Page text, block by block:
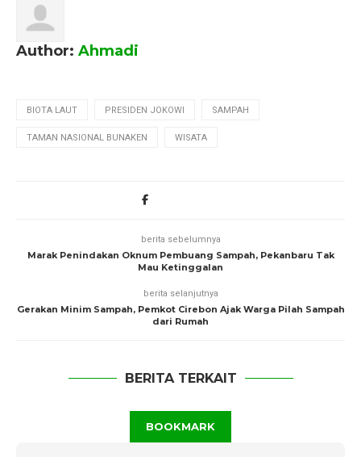
Author: Ahmadi
BIOTA LAUT PRESIDEN JOKOWI SAMPAH
TAMAN NASIONAL BUNAKEN WISATA
berita sebelumnya
Marak Penindakan Oknum Pembuang Sampah, Pekanbaru Tak
Mau Ketinggalan
berita selanjutnya
Gerakan Minim Sampah, Pemkot Cirebon Ajak Warga Pilah Sampah
dari Rumah
BERITA TERKAIT
BOOKMARK